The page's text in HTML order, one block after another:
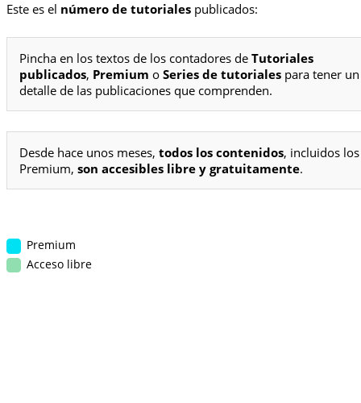
Este es el número de tutoriales publicados:
Pincha en los textos de los contadores de Tutoriales
publicados, Premium o Series de tutoriales para tener un
detalle de las publicaciones que comprenden.
Desde hace unos meses, todos los contenidos, incluidos los
Premium, son accesibles libre y gratuitamente.
Premium
Acceso libre